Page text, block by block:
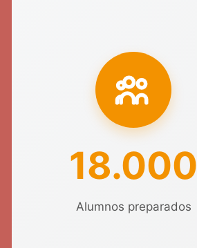
18.000
Alumnos preparados